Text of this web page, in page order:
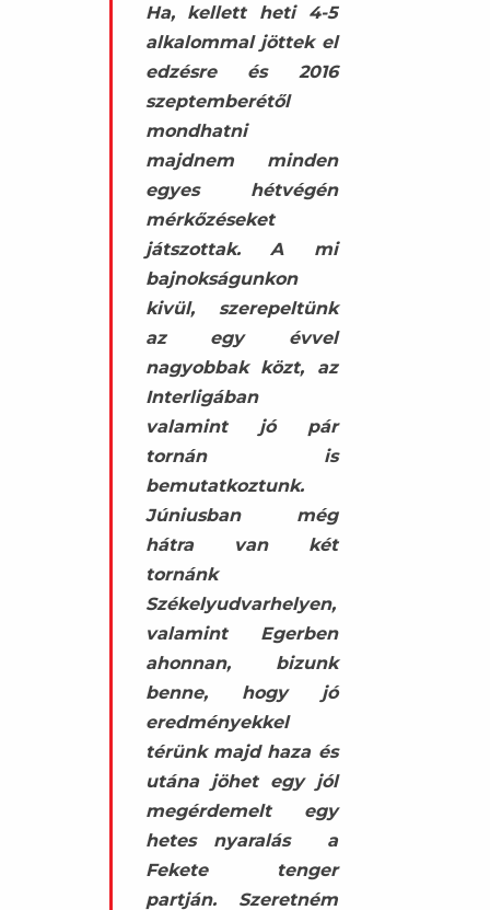
Ha, kellett heti 4-5
alkalommal jöttek el
edzésre és 2016
szeptemberétől
mondhatni
majdnem minden
egyes hétvégén
mérkőzéseket
játszottak. A mi
bajnokságunkon
kivül, szerepeltünk
az egy évvel
nagyobbak közt, az
Interligában
valamint jó pár
tornán is
bemutatkoztunk.
Júniusban még
hátra van két
tornánk
Székelyudvarhelyen,
valamint Egerben
ahonnan, bizunk
benne, hogy jó
eredményekkel
térünk majd haza és
utána jöhet egy jól
megérdemelt egy
hetes nyaralás a
Fekete tenger
partján. Szeretném